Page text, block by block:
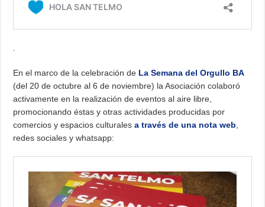
En el marco de la celebración de La Semana del Orgullo BA
(del 20 de octubre al 6 de noviembre) la Asociación colaboró
activamente en la realización de eventos al aire libre,
promocionando éstas y otras actividades producidas por
comercios y espacios culturalesa través de una nota web
redes sociales y whatsapp: